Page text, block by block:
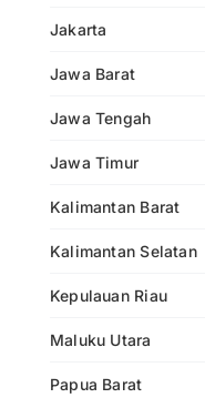
Jakarta
Jawa Barat
Jawa Tengah
Jawa Timur
Kalimantan Barat
Kalimantan Selatan
Kepulauan Riau
Maluku Utara
Papua Barat